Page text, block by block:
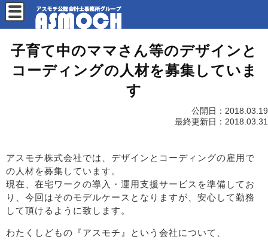
子育て中のママさん等のデザインと
コーディングの人材を募集していま
す
公開日： 2018.03.19
最終更新日： 2018.03.31
アスモチ株式会社では、デザインとコーディングの雇用で
の人材を募集しています。
現在、在宅ワークの導入・運用支援サービスを準備してお
り、今回はそのモデルケースとなりますが、安心して勤務
して頂けるように致します。
わたくしどもの『アスモチ』という会社について、